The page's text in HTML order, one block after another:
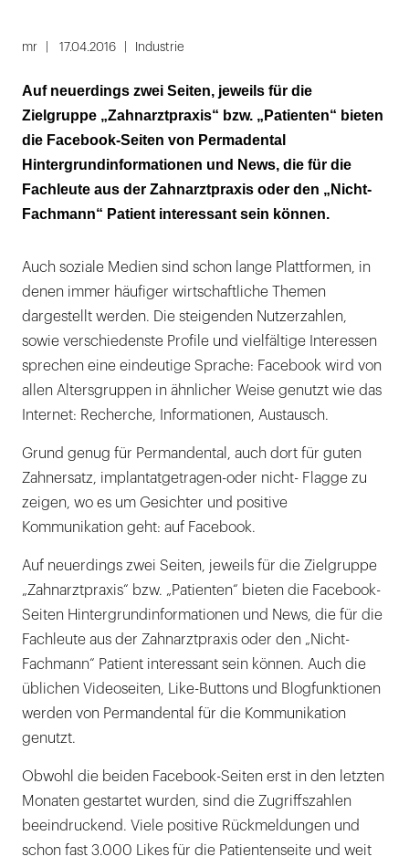
mr 17.04.2016 Industrie
Auf neuerdings zwei Seiten, jeweils für die
Zielgruppe „Zahnarztpraxis“ bzw. „Patienten“ bieten
die Facebook-Seiten von Permadental
Hintergrundinformationen und News, die für die
Fachleute aus der Zahnarztpraxis oder den „Nicht-
Fachmann“ Patient interessant sein können.
Auch soziale Medien sind schon lange Plattformen, in
denen immer häufiger wirtschaftliche Themen
dargestellt werden. Die steigenden Nutzerzahlen,
sowie verschiedenste Profile und vielfältige Interessen
sprechen eine eindeutige Sprache: Facebook wird von
allen Altersgruppen in ähnlicher Weise genutzt wie das
Internet: Recherche, Informationen, Austausch.
Grund genug für Permandental, auch dort für guten
Zahnersatz, implantatgetragen-oder nicht- Flagge zu
zeigen, wo es um Gesichter und positive
Kommunikation geht: auf Facebook.
Auf neuerdings zwei Seiten, jeweils für die Zielgruppe
„Zahnarztpraxis“ bzw. „Patienten“ bieten die Facebook-
Seiten Hintergrundinformationen und News, die für die
Fachleute aus der Zahnarztpraxis oder den „Nicht-
Fachmann“ Patient interessant sein können. Auch die
üblichen Videoseiten, Like-Buttons und Blogfunktionen
werden von Permandental für die Kommunikation
genutzt.
Obwohl die beiden Facebook-Seiten erst in den letzten
Monaten gestartet wurden, sind die Zugriffszahlen
beeindruckend. Viele positive Rückmeldungen und
schon fast 3.000 Likes für die Patientenseite und weit